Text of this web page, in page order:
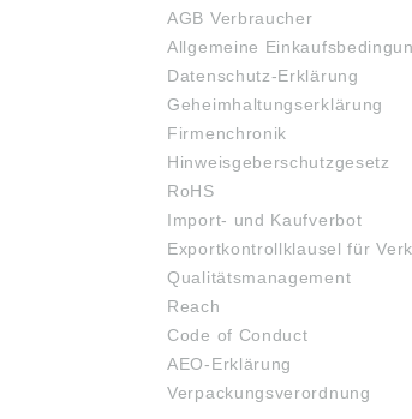
AGB Verbraucher
Allgemeine
Datenschutz-Erklärung
Geheimhaltungserklärung
Firmenchronik
Hinweisgeberschutzgesetz
RoHS
Import- und Kaufverbot
Exportkontrollklausel für
Qualitätsmanagement
Reach
Code of Conduct
AEO-Erklärung
Verpackungsverordnung